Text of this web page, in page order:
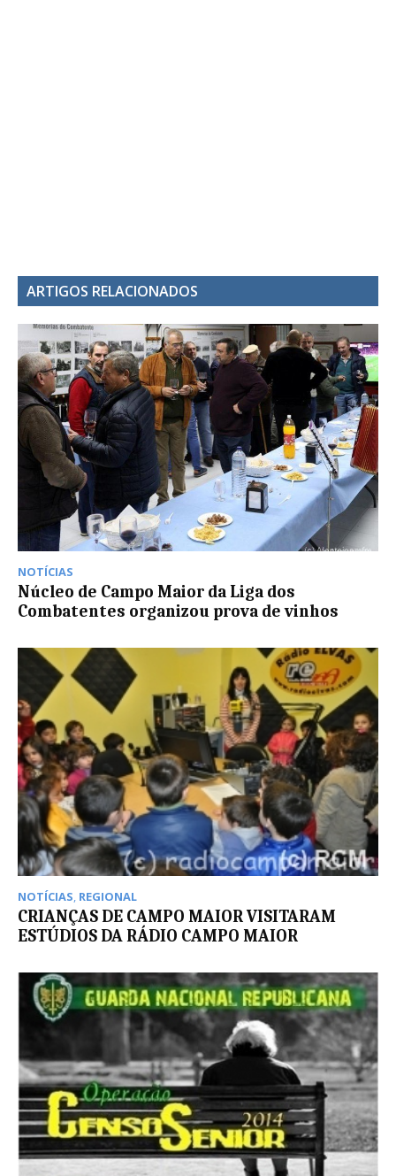
ARTIGOS RELACIONADOS
NOTÍCIAS
Núcleo de Campo Maior da Liga dos
Combatentes organizou prova de vinhos
NOTÍCIAS REGIONAL
CRIANÇAS DE CAMPO MAIOR VISITARAM
ESTÚDIOS DA RÁDIO CAMPO MAIOR